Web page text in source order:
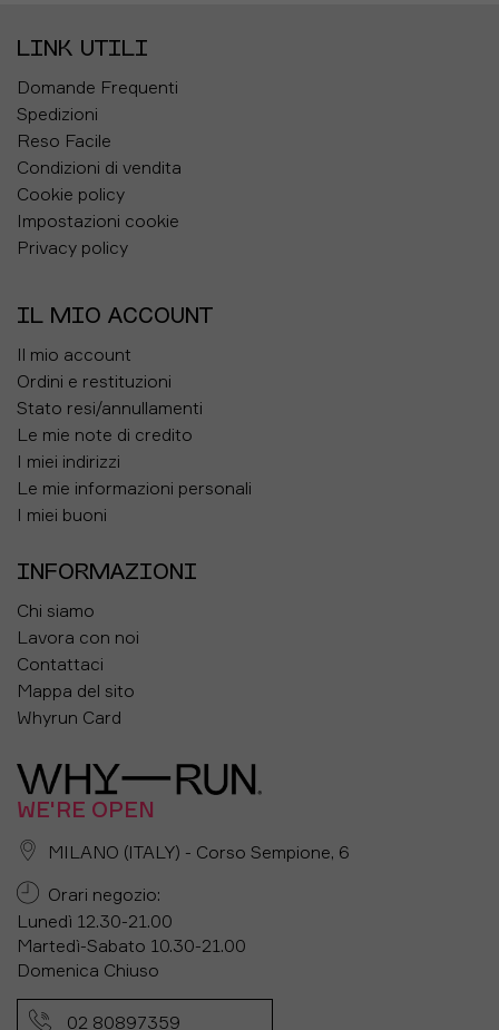
LINK UTILI
Domande Frequenti
Spedizioni
Reso Facile
Condizioni di vendita
Cookie policy
Impostazioni cookie
Privacy policy
IL MIO ACCOUNT
Il mio account
Ordini e restituzioni
Stato resi/annullamenti
Le mie note di credito
I miei indirizzi
Le mie informazioni personali
I miei buoni
INFORMAZIONI
Chi siamo
Lavora con noi
Contattaci
Mappa del sito
Whyrun Card
WE'RE OPEN
MILANO (ITALY) - Corso Sempione, 6
Orari negozio:
Lunedì 12.30-21.00
Martedì-Sabato 10.30-21.00
Domenica Chiuso
02 80897359